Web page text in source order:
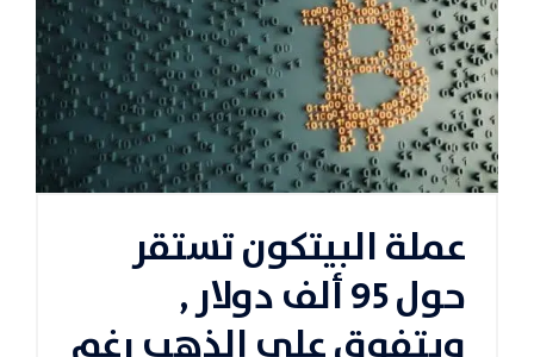
عملة البيتكون تستقر
حول 95 ألف دولار ,